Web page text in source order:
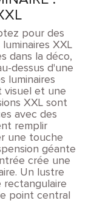
pour des
XXL
dans la déco,
dessus d'une
luminaires
visuel et une
XXL sont
avec des
remplir
une touche
géante
crée une
Un lustre
rectangulaire
point central